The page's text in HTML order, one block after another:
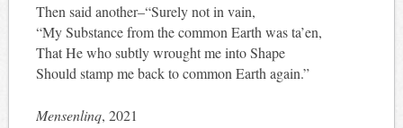
Then said another–“Surely not in vain,
“My Substance from the common Earth was ta’en,
That He who subtly wrought me into Shape
Should stamp me back to common Earth again.”
Mensenlinq, 2021